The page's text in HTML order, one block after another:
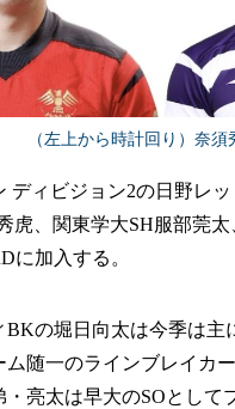
（左上から時計回り）奈
ィビジョン2の日野レッ
、関東学大SH服部莞太
に加入する。
の堀日向太は今季は主
ム随一のラインブレイカ
亮太は早大のSOとして